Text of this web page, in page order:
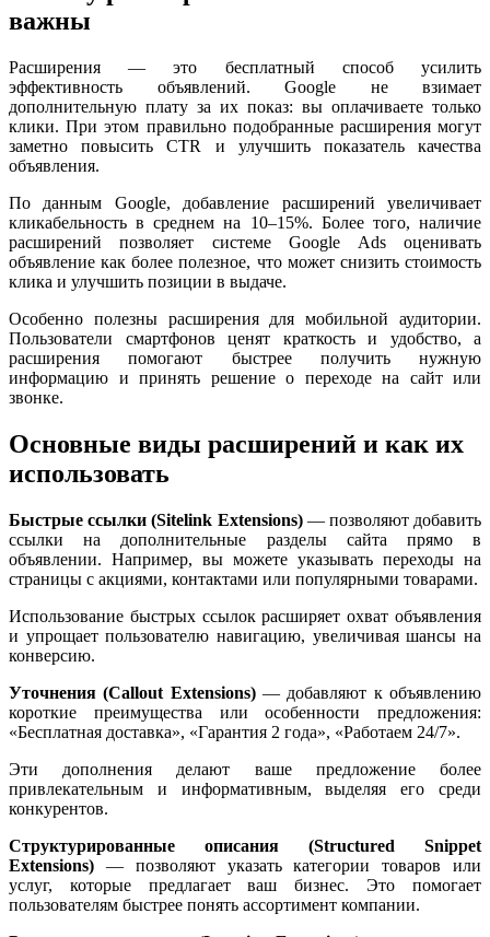
важны
Расширения — это бесплатный способ усилить
эффективность объявлений. Google не взимает
дополнительную плату за их показ: вы оплачиваете только
клики. При этом правильно подобранные расширения могут
заметно повысить CTR и улучшить показатель качества
объявления.
По данным Google, добавление расширений увеличивает
кликабельность в среднем на 10–15%. Более того, наличие
расширений позволяет системе Google Ads оценивать
объявление как более полезное, что может снизить стоимость
клика и улучшить позиции в выдаче.
Особенно полезны расширения для мобильной аудитории.
Пользователи смартфонов ценят краткость и удобство, а
расширения помогают быстрее получить нужную
информацию и принять решение о переходе на сайт или
звонке.
Основные виды расширений и как их
использовать
Быстрые ссылки (Sitelink Extensions)— позволяют добавить
ссылки на дополнительные разделы сайта прямо в
объявлении. Например, вы можете указывать переходы на
страницы с акциями, контактами или популярными товарами.
Использование быстрых ссылок расширяет охват объявления
и упрощает пользователю навигацию, увеличивая шансы на
конверсию.
Уточнения (Callout Extensions)— добавляют к объявлению
короткие преимущества или особенности предложения:
«Бесплатная доставка», «Гарантия 2 года», «Работаем 24/7».
Эти дополнения делают ваше предложение более
привлекательным и информативным, выделяя его среди
конкурентов.
Структурированные описания (Structured Snippet
Extensions) — позволяют указать категории товаров или
услуг, которые предлагает ваш бизнес. Это помогает
пользователям быстрее понять ассортимент компании.